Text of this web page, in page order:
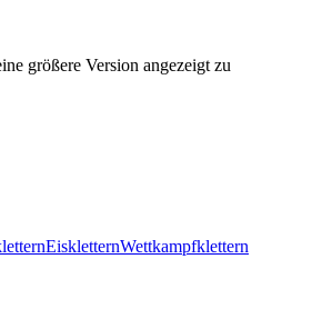
größere Version angezeigt zu
EiskletternWettkampfklettern